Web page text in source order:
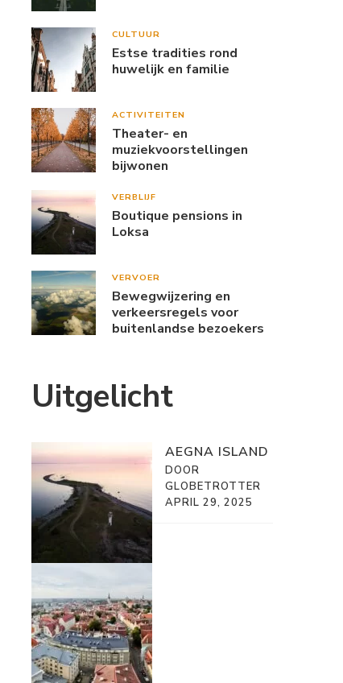
CULTUUR
Estse tradities rond
huwelijk en familie
ACTIVITEITEN
Theater- en
muziekvoorstellingen
bijwonen
VERBLIJF
Boutique pensions in
Loksa
VERVOER
Bewegwijzering en
verkeersregels voor
buitenlandse bezoekers
Uitgelicht
AEGNA ISLAND
DOOR
GLOBETROTTER
APRIL 29, 2025